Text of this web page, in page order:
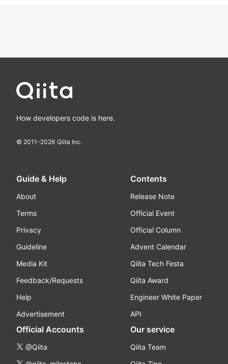
How developers code is here.
© 2011-2026 Qiita Inc.
Guide & Help
About
Terms
Privacy
Guideline
Media Kit
Feedback/Requests
Help
Advertisement
Contents
Release Note
Official Event
Official Column
Advent Calendar
Qiita Tech Festa
Qiita Award
Engineer White Paper
API
Official Accounts
@Qiita
Our service
Qiita Team